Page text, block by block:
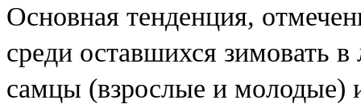
Основная тенденция,
среди оставшихся зимовать
самцы (взрослые и молодые)